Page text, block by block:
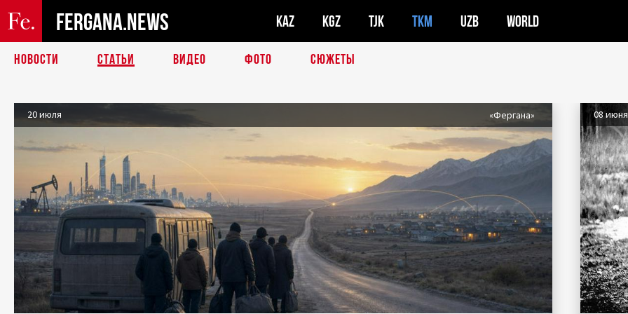
FERGANA.NEWS KAZ KGZ TJK TKM UZB WORLD
НОВОСТИ СТАТЬИ ВИДЕО ФОТО СЮЖЕТЫ
20 июля «Фергана» 08 июня